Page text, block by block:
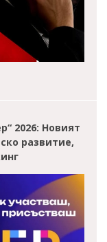
2026: Новият
развитие,